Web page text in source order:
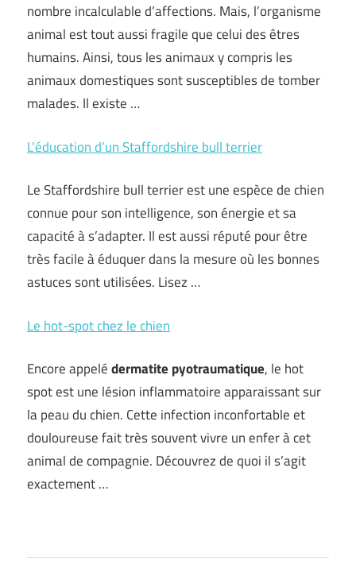
nombre incalculable d’affections. Mais, l’organisme
animal est tout aussi fragile que celui des êtres
humains. Ainsi, tous les animaux y compris les
animaux domestiques sont susceptibles de tomber
malades. Il existe …
L’éducation d’un Staffordshire bull terrier
Le Staffordshire bull terrier est une espèce de chien
connue pour son intelligence, son énergie et sa
capacité à s’adapter. Il est aussi réputé pour être
très facile à éduquer dans la mesure où les bonnes
astuces sont utilisées. Lisez …
Le hot-spot chez le chien
Encore appelédermatite pyotraumatique, le hot
spot est une lésion inflammatoire apparaissant sur
la peau du chien. Cette infection inconfortable et
douloureuse fait très souvent vivre un enfer à cet
animal de compagnie. Découvrez de quoi il s’agit
exactement …